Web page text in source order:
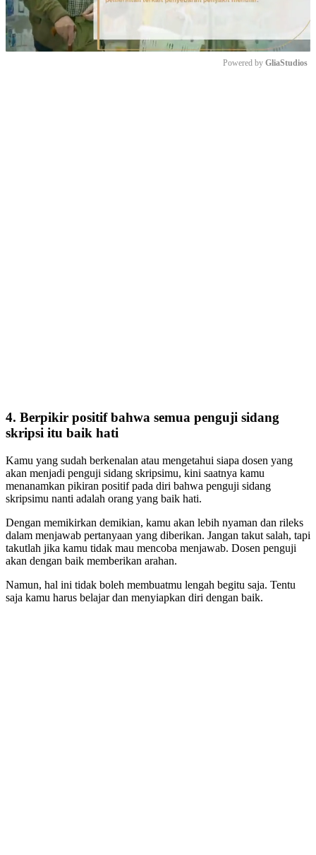
Powered by GliaStudios
4. Berpikir positif bahwa semua penguji sidang
skripsi itu baik hati
Kamu yang sudah berkenalan atau mengetahui siapa dosen yang
akan menjadi penguji sidang skripsimu, kini saatnya kamu
menanamkan pikiran positif pada diri bahwa penguji sidang
skripsimu nanti adalah orang yang baik hati.
Dengan memikirkan demikian, kamu akan lebih nyaman dan rileks
dalam menjawab pertanyaan yang diberikan. Jangan takut salah, tapi
takutlah jika kamu tidak mau mencoba menjawab. Dosen penguji
akan dengan baik memberikan arahan.
Namun, hal ini tidak boleh membuatmu lengah begitu saja. Tentu
saja kamu harus belajar dan menyiapkan diri dengan baik.